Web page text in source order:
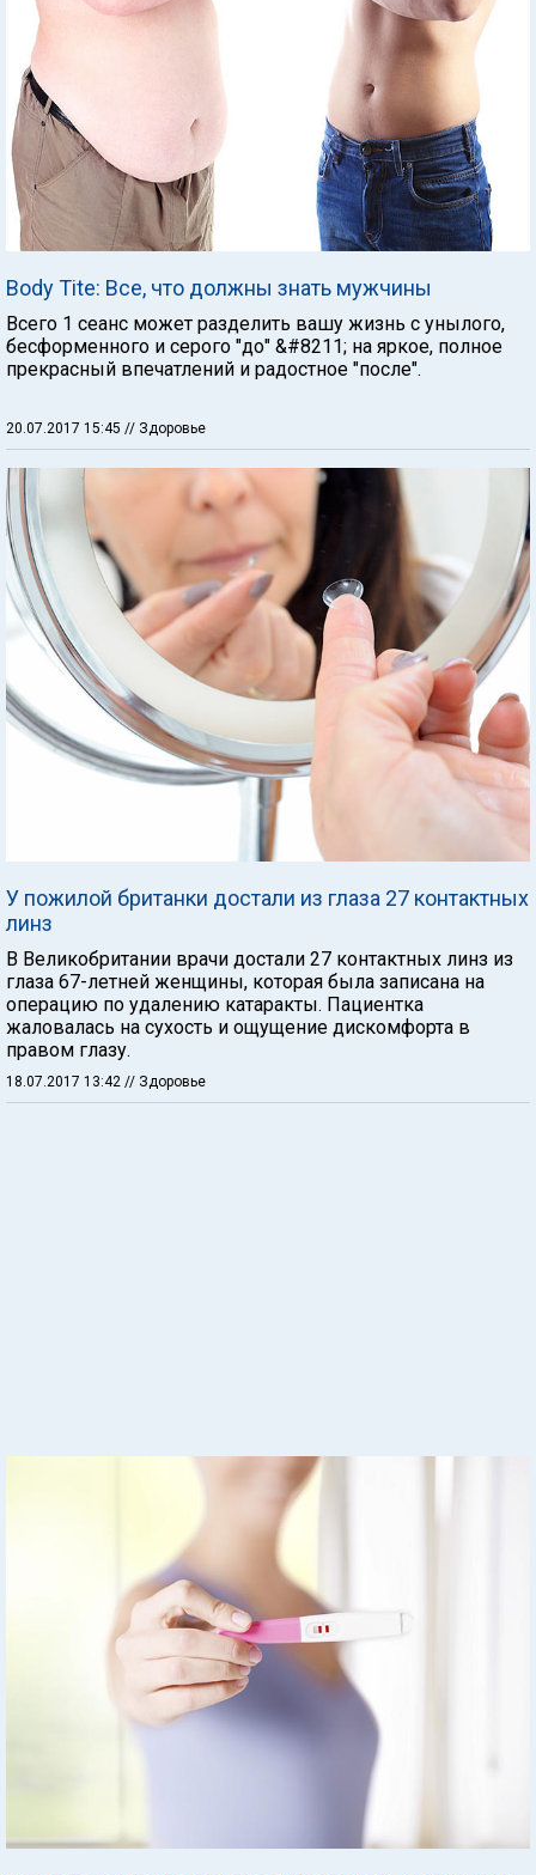
Body Tite: Все, что должны знать мужчины
Всего 1 сеанс может разделить вашу жизнь с унылого,
бесформенного и серого "до" &#8211; на яркое, полное
прекрасный впечатлений и радостное "после".
20.07.2017 15:45 // Здоровье
У пожилой британки достали из глаза 27 контактных
линз
В Великобритании врачи достали 27 контактных линз из
глаза 67-летней женщины, которая была записана на
операцию по удалению катаракты. Пациентка
жаловалась на сухость и ощущение дискомфорта в
правом глазу.
18.07.2017 13:42 // Здоровье